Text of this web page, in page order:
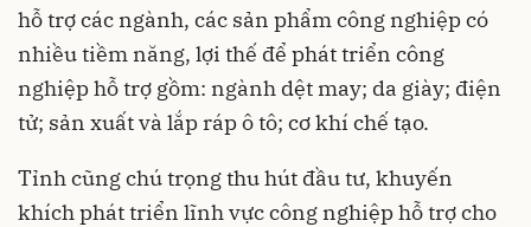
hỗ trợ các ngành, các sản phẩm công nghiệp có
nhiều tiềm năng, lợi thế để phát triển công
nghiệp hỗ trợ gồm: ngành dệt may; da giày; điện
tử; sản xuất và lắp ráp ô tô; cơ khí chế tạo.
Tỉnh cũng chú trọng thu hút đầu tư, khuyến
khích phát triển lĩnh vực công nghiệp hỗ trợ cho